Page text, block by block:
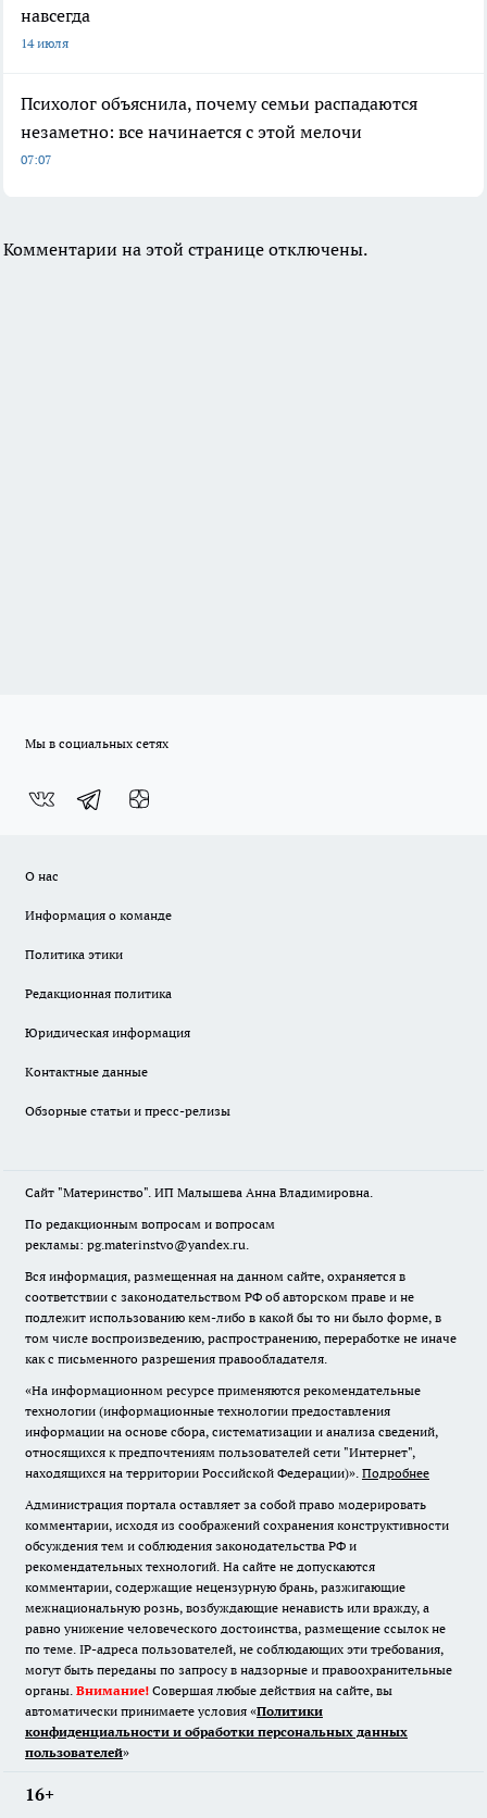
навсегда
14 июля
Психолог объяснила, почему семьи распадаются
незаметно: все начинается с этой мелочи
07:07
Комментарии на этой странице отключены.
Мы в социальных сетях
О нас
Информация о команде
Политика этики
Редакционная политика
Юридическая информация
Контактные данные
Обзорные статьи и пресс-релизы
Сайт "Материнство". ИП Малышева Анна Владимировна.
По редакционным вопросам и вопросам
рекламы: pg.materinstvo@yandex.ru.
Вся информация, размещенная на данном сайте, охраняется в
соответствии с законодательством РФ об авторском праве и не
подлежит использованию кем-либо в какой бы то ни было форме, в
том числе воспроизведению, распространению, переработке не иначе
как с письменного разрешения правообладателя.
«На информационном ресурсе применяются рекомендательные
технологии (информационные технологии предоставления
информации на основе сбора, систематизации и анализа сведений,
относящихся к предпочтениям пользователей сети "Интернет",
находящихся на территории Российской Федерации)». Подробнее
Администрация портала оставляет за собой право модерировать
комментарии, исходя из соображений сохранения конструктивности
обсуждения тем и соблюдения законодательства РФ и
рекомендательных технологий. На сайте не допускаются
комментарии, содержащие нецензурную брань, разжигающие
межнациональную рознь, возбуждающие ненависть или вражду, а
равно унижение человеческого достоинства, размещение ссылок не
по теме. IP-адреса пользователей, не соблюдающих эти требования,
могут быть переданы по запросу в надзорные и правоохранительные
органы. Внимание! Совершая любые действия на сайте, вы
автоматически принимаете условия «Политики
конфиденциальности и обработки персональных данных
пользователей»
16+